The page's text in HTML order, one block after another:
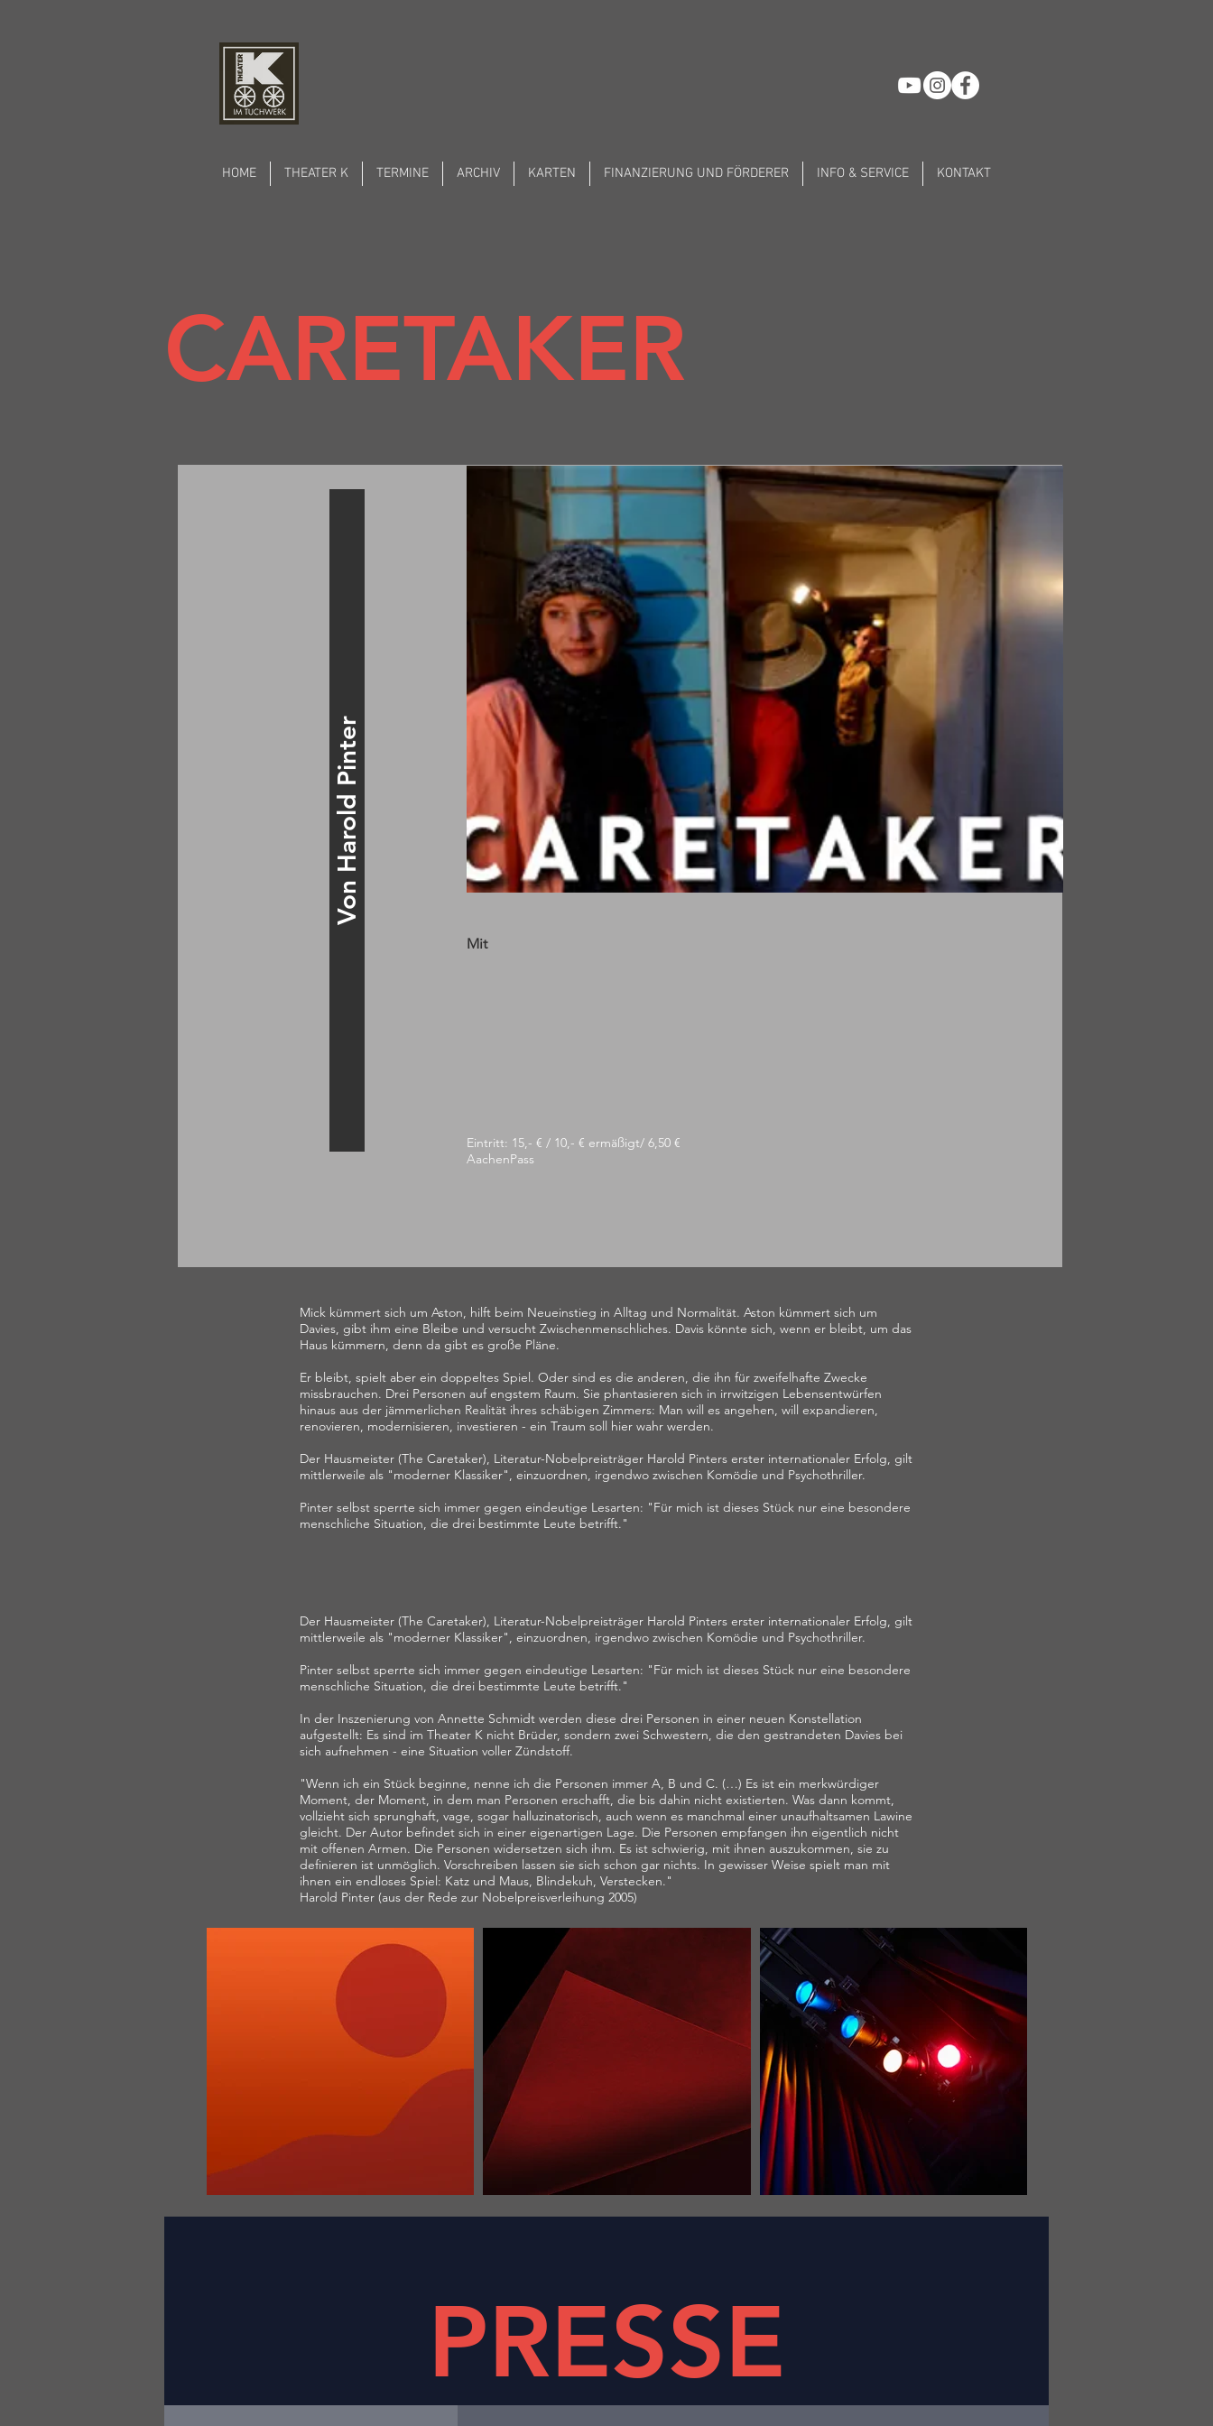
HOME THEATER K TERMINE ARCHIV KARTEN FINANZIERUNG UND FÖRDERER INFO & SERVICE KONTAKT
CARETAKER
Von Harold Pinter
Mit
Eintritt: 15,- € / 10,- € ermäßigt/ 6,50 €
AachenPass
Mick kümmert sich um Aston, hilft beim Neueinstieg in Alltag und Normalität. Aston kümmert sich um
Davies, gibt ihm eine Bleibe und versucht Zwischenmenschliches. Davis könnte sich, wenn er bleibt, um das
Haus kümmern, denn da gibt es große Pläne.
Er bleibt, spielt aber ein doppeltes Spiel. Oder sind es die anderen, die ihn für zweifelhafte Zwecke
missbrauchen. Drei Personen auf engstem Raum. Sie phantasieren sich in irrwitzigen Lebensentwürfen
hinaus aus der jämmerlichen Realität ihres schäbigen Zimmers: Man will es angehen, will expandieren,
renovieren, modernisieren, investieren - ein Traum soll hier wahr werden.
Der Hausmeister (The Caretaker), Literatur-Nobelpreisträger Harold Pinters erster internationaler Erfolg, gilt
mittlerweile als "moderner Klassiker", einzuordnen, irgendwo zwischen Komödie und Psychothriller.
Pinter selbst sperrte sich immer gegen eindeutige Lesarten: "Für mich ist dieses Stück nur eine besondere
menschliche Situation, die drei bestimmte Leute betrifft."
Der Hausmeister (The Caretaker), Literatur-Nobelpreisträger Harold Pinters erster internationaler Erfolg, gilt
mittlerweile als "moderner Klassiker", einzuordnen, irgendwo zwischen Komödie und Psychothriller.
Pinter selbst sperrte sich immer gegen eindeutige Lesarten: "Für mich ist dieses Stück nur eine besondere
menschliche Situation, die drei bestimmte Leute betrifft."
In der Inszenierung von Annette Schmidt werden diese drei Personen in einer neuen Konstellation
aufgestellt: Es sind im Theater K nicht Brüder, sondern zwei Schwestern, die den gestrandeten Davies bei
sich aufnehmen - eine Situation voller Zündstoff.
"Wenn ich ein Stück beginne, nenne ich die Personen immer A, B und C. (…) Es ist ein merkwürdiger
Moment, der Moment, in dem man Personen erschafft, die bis dahin nicht existierten. Was dann kommt,
vollzieht sich sprunghaft, vage, sogar halluzinatorisch, auch wenn es manchmal einer unaufhaltsamen Lawine
gleicht. Der Autor befindet sich in einer eigenartigen Lage. Die Personen empfangen ihn eigentlich nicht
mit offenen Armen. Die Personen widersetzen sich ihm. Es ist schwierig, mit ihnen auszukommen, sie zu
definieren ist unmöglich. Vorschreiben lassen sie sich schon gar nichts. In gewisser Weise spielt man mit
ihnen ein endloses Spiel: Katz und Maus, Blindekuh, Verstecken."
Harold Pinter (aus der Rede zur Nobelpreisverleihung 2005)
PRESSE